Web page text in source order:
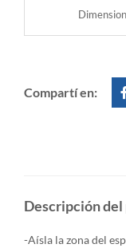
Compartí en:
Descripción
-Aísla la zona del